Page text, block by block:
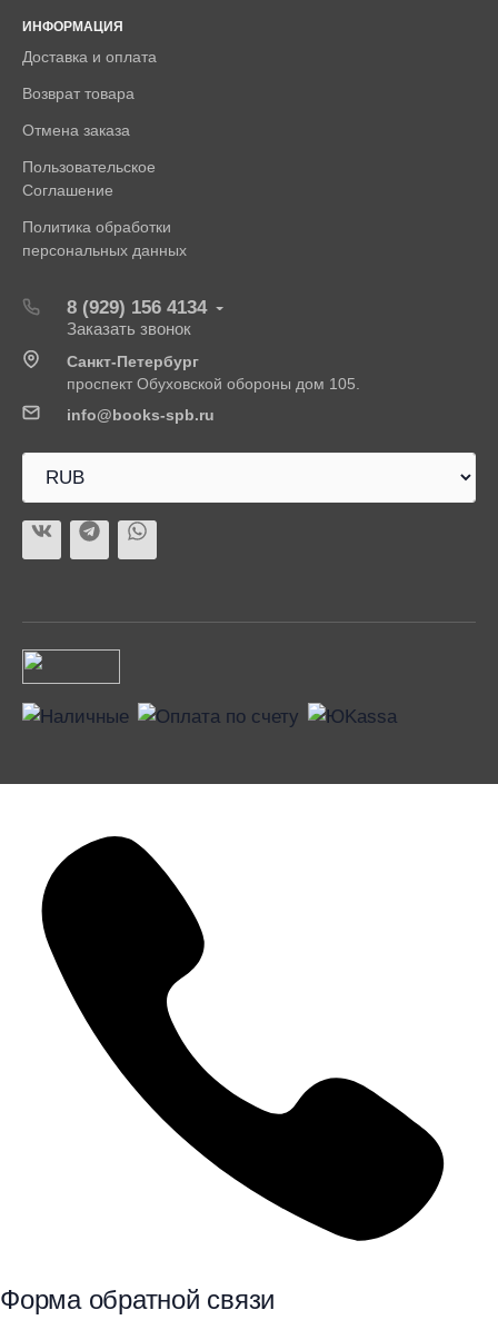
ИНФОРМАЦИЯ
Доставка и оплата
Возврат товара
Отмена заказа
Пользовательское
Соглашение
Политика обработки
персональных данных
8 (929) 156 4134
Заказать звонок
Санкт-Петербург
проспект Обуховской обороны дом 105.
info@books-spb.ru
Форма обратной связи